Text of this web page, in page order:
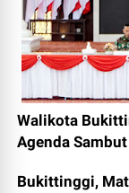
Walikota
Agenda
Bukittinggi,